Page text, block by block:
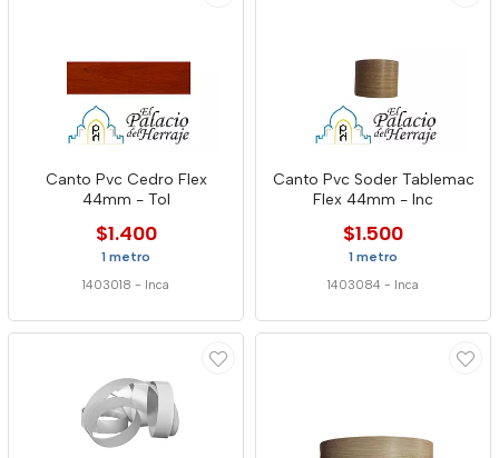
Canto Pvc Cedro Flex
44mm - Tol
$1.400
1 metro
1403018 - Inca
Canto Pvc Soder Tablemac
Flex 44mm - Inc
$1.500
1 metro
1403084 - Inca